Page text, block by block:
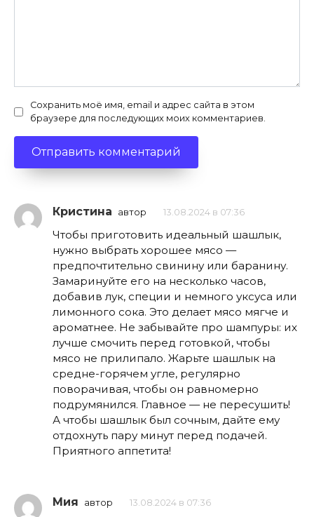
Сохранить моё имя, email и адрес сайта в этом
браузере для последующих моих комментариев.
Кристина автор 13.08.2024 в 07:36
Чтобы приготовить идеальный шашлык,
нужно выбрать хорошее мясо —
предпочтительно свинину или баранину.
Замаринуйте его на несколько часов,
добавив лук, специи и немного уксуса или
лимонного сока. Это делает мясо мягче и
ароматнее. Не забывайте про шампуры: их
лучше смочить перед готовкой, чтобы
мясо не прилипало. Жарьте шашлык на
средне-горячем угле, регулярно
поворачивая, чтобы он равномерно
подрумянился. Главное — не пересушить!
А чтобы шашлык был сочным, дайте ему
отдохнуть пару минут перед подачей.
Приятного аппетита!
Мия автор 13.08.2024 в 07:36